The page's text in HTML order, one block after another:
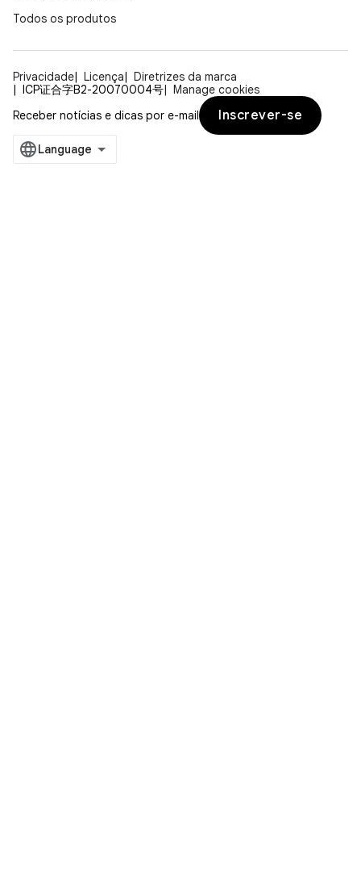
Todos os produtos
Privacidade Licença
Diretrizes da marca
ICP证合字B2-20070004号
Manage cookies
Receber notícias e dicas por e-mail
Inscrever-se